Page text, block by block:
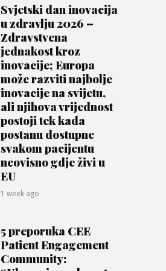
Svjetski dan inovacija
u zdravlju 2026 –
Zdravstvena
jednakost kroz
inovacije; Europa
može razviti najbolje
inovacije na svijetu,
ali njihova vrijednost
postoji tek kada
postanu dostupne
svakom pacijentu
neovisno gdje živi u
EU
1 week ago
5 preporuka CEE
Patient Engagement
Community: